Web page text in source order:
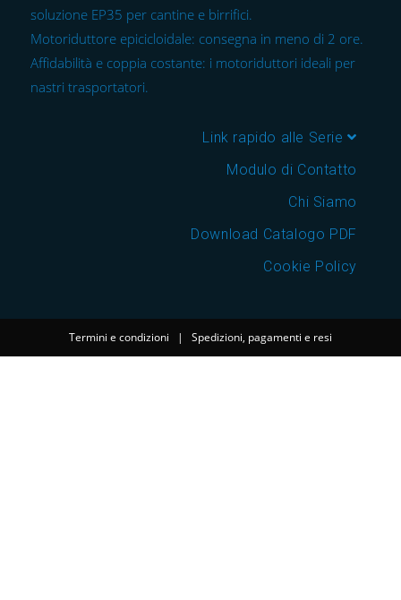
soluzione EP35 per cantine e birrifici.
Motoriduttore epicicloidale: consegna in meno di 2 ore.
Affidabilità e coppia costante: i motoriduttori ideali per
nastri trasportatori.
Link rapido alle Serie
Modulo di Contatto
Chi Siamo
Download Catalogo PDF
Cookie Policy
Termini e condizioni | Spedizioni, pagamenti e resi